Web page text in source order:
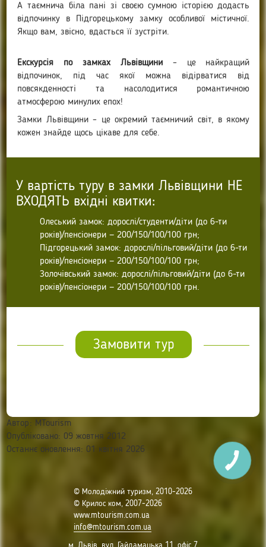
А таємнича біла пані зі своєю сумною історією додасть
відпочинку в Підгорецькому замку особливої містичної.
Якщо вам, звісно, вдасться її зустріти.
Екскурсія по замках Львівщини– це найкращий
відпочинок, під час якої можна відірватися від
повсякденності та насолодитися романтичною
атмосферою минулих епох!
Замки Львівщини – це окремий таємничий світ, в якому
кожен знайде щось цікаве для себе.
У вартість туру в замки Львівщини НЕ
ВХОДЯТЬ вхідні квитки:
Олеський замок: дорослі/студенти/діти (до 6-ти
років)/пенсіонери — 200/150/100/100 грн;
Підгорецький замок: дорослі/пільговий/діти (до 6-ти
років)/пенсіонери — 200/150/100/100 грн;
Золочівський замок: дорослі/пільговий/діти (до 6-ти
років)/пенсіонери — 200/150/100/100 грн.
Замовити тур
Автор: MTourism
Опубліковано: 09 жовтня 2012
Останнє оновлення: 01 квітня 2026
© Молодіжний туризм, 2010-2026
© Крилос ком, 2007-2026
www.mtourism.com.ua
info@mtourism.com.ua
м. Львів, вул. Гайдамацька 11, офіс 7